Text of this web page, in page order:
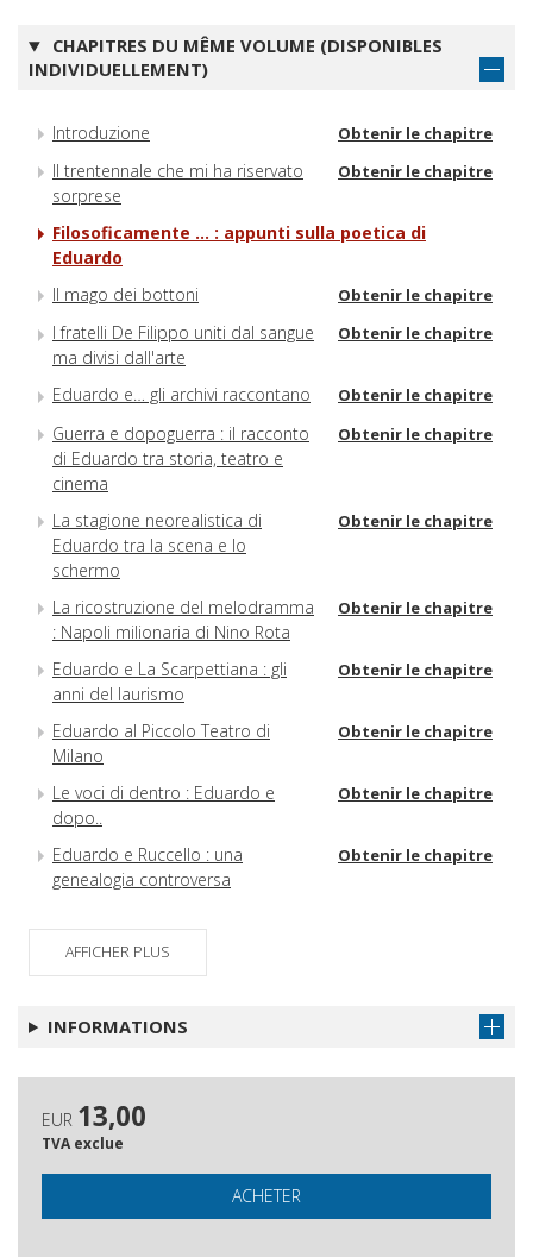
CHAPITRES DU MÊME VOLUME (DISPONIBLES
INDIVIDUELLEMENT)
Introduzione Obtenir le chapitre
Il trentennale che mi ha riservato
sorprese
Obtenir le chapitre
Filosoficamente ... : appunti sulla poetica di
Eduardo
Il mago dei bottoni
Obtenir le chapitre
I fratelli De Filippo uniti dal sangue
ma divisi dall'arte
Obtenir le chapitre
Eduardo e… gli archivi raccontano Obtenir le chapitre
Guerra e dopoguerra : il racconto
di Eduardo tra storia, teatro e
cinema
Obtenir le chapitre
La stagione neorealistica di
Eduardo tra la scena e lo
schermo
Obtenir le chapitre
La ricostruzione del melodramma
: Napoli milionaria di Nino Rota
Obtenir le chapitre
Eduardo e La Scarpettiana : gli
anni del laurismo
Obtenir le chapitre
Eduardo al Piccolo Teatro di
Milano
Obtenir le chapitre
Le voci di dentro : Eduardo e
dopo..
Obtenir le chapitre
Eduardo e Ruccello : una
genealogia controversa
Obtenir le chapitre
Eduardo e la Russia
La ricezione di Eduardo nel Regno
Unito
Obtenir le chapitre
Alcune messinscene recenti del
teatro di Eduardo in Francia
(1992-2012)
Obtenir le chapitre
A partire da Petito strenge
AFFICHER PLUS
INFORMATIONS
EUR 13,00
TVA exclue
ACHETER